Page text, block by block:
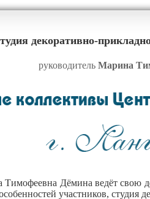
декоративно-
руководитель Марина
Дёмина ведёт свою
участников, студия